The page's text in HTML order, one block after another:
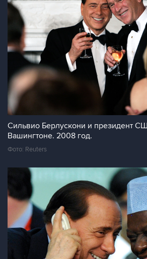
Сильвио Берлускони и президент
Вашингтоне. 2008 год.
Фото: Reuters